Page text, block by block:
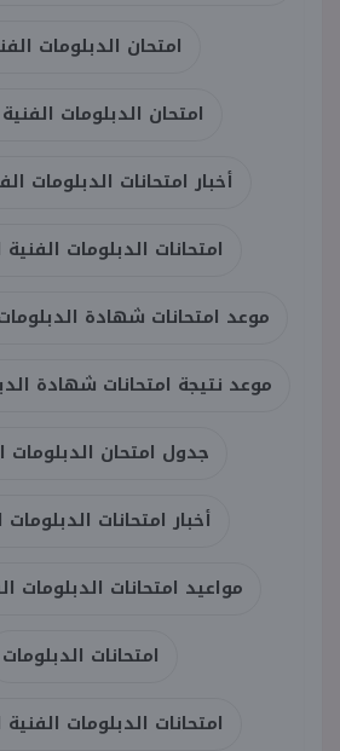
امتحان الدبلومات
امتحان الدبلومات الفنية 2020
أخبار امتحانات الدبلومات الفنية
امتحانات الدبلومات الفنية
موعد امتحانات شهادة الدبلومات
موعد نتيجة امتحانات شهادة
جدول امتحان الدبلومات
أخبار امتحانات الدبلومات
مواعيد امتحانات الدبلومات
امتحانات الدبلومات
امتحانات الدبلومات الفنية